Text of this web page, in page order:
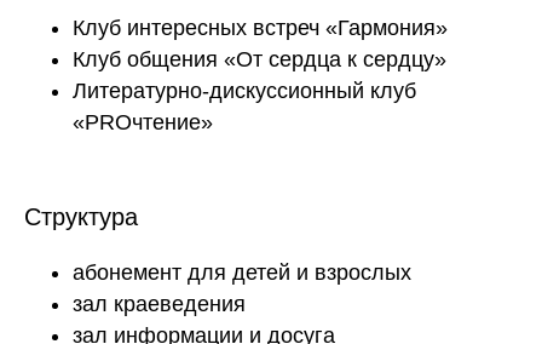
Клуб интересных встреч «Гармония»
Клуб общения «От сердца к сердцу»
Литературно-дискуссионный клуб
«PROчтение»
Структура
абонемент для детей и взрослых
зал краеведения
зал информации и досуга